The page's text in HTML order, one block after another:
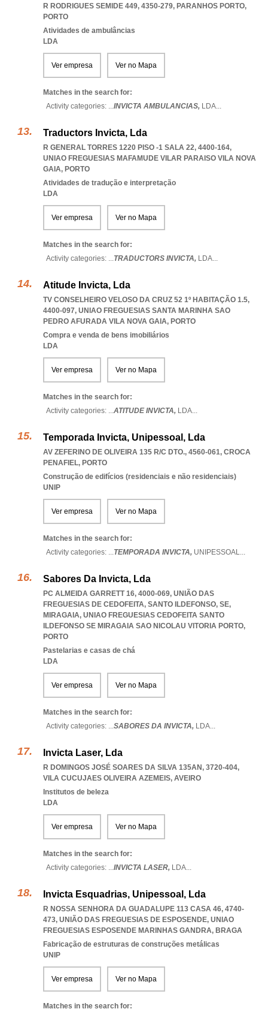
R RODRIGUES SEMIDE 449, 4350-279, PARANHOS PORTO,
PORTO
Atividades de ambulâncias
LDA
Ver empresa Ver no Mapa
Matches in the search for:
Activity categories: ...INVICTA AMBULANCIAS, LDA...
Traductors Invicta, Lda
R GENERAL TORRES 1220 PISO -1 SALA 22, 4400-164,
UNIAO FREGUESIAS MAFAMUDE VILAR PARAISO VILA NOVA
GAIA, PORTO
Atividades de tradução e interpretação
LDA
Ver empresa Ver no Mapa
Matches in the search for:
Activity categories: ...TRADUCTORS INVICTA, LDA...
Atitude Invicta, Lda
TV CONSELHEIRO VELOSO DA CRUZ 52 1º HABITAÇÃO 1.5,
4400-097, UNIAO FREGUESIAS SANTA MARINHA SAO
PEDRO AFURADA VILA NOVA GAIA, PORTO
Compra e venda de bens imobiliários
LDA
Ver empresa Ver no Mapa
Matches in the search for:
Activity categories: ...ATITUDE INVICTA, LDA...
Temporada Invicta, Unipessoal, Lda
AV ZEFERINO DE OLIVEIRA 135 R/C DTO., 4560-061, CROCA
PENAFIEL, PORTO
Construção de edifícios (residenciais e não residenciais)
UNIP
Ver empresa Ver no Mapa
Matches in the search for:
Activity categories: ...TEMPORADA INVICTA, UNIPESSOAL...
Sabores Da Invicta, Lda
PC ALMEIDA GARRETT 16, 4000-069, UNIÃO DAS
FREGUESIAS DE CEDOFEITA, SANTO ILDEFONSO, SE,
MIRAGAIA, UNIAO FREGUESIAS CEDOFEITA SANTO
ILDEFONSO SE MIRAGAIA SAO NICOLAU VITORIA PORTO,
PORTO
Pastelarias e casas de chá
LDA
Ver empresa Ver no Mapa
Matches in the search for:
Activity categories: ...SABORES DA INVICTA, LDA...
Invicta Laser, Lda
R DOMINGOS JOSÉ SOARES DA SILVA 135AN, 3720-404,
VILA CUCUJAES OLIVEIRA AZEMEIS, AVEIRO
Institutos de beleza
LDA
Ver empresa Ver no Mapa
Matches in the search for:
Activity categories: ...INVICTA LASER, LDA...
Invicta Esquadrias, Unipessoal, Lda
R NOSSA SENHORA DA GUADALUPE 113 CASA 46, 4740-
473, UNIÃO DAS FREGUESIAS DE ESPOSENDE, UNIAO
FREGUESIAS ESPOSENDE MARINHAS GANDRA, BRAGA
Fabricação de estruturas de construções metálicas
UNIP
Ver empresa Ver no Mapa
Matches in the search for: